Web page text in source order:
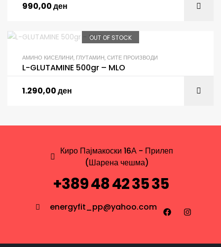
990,00ден
OUT OF STOCK
АМИНО КИСЕЛИНИ, ГЛУТАМИН,СИТЕ ПРОИЗВОДИ
L-GLUTAMINE 500gr – MLO
1.290,00ден
Киро Пајмакоски 16А - Прилеп
(Шарена чешма)
+389 48 42 35 35
energyfit_pp@yahoo.com